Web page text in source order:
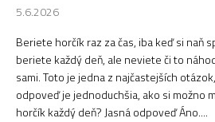
5.6.2026
Beriete horčík raz za čas, iba keď si naň
beriete každý deň, ale neviete či to
sami. Toto je jedna z najčastejších
odpoveď je jednoduchšia, ako si možno
horčík každý deň? Jasná odpoveď Áno....